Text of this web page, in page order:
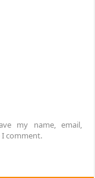
my name, email,
comment.